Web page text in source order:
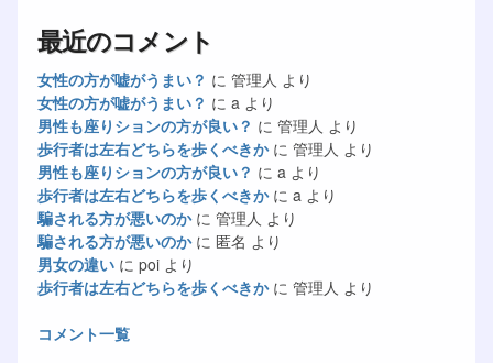
最近のコメント
女性の方が嘘がうまい？ に 管理人 より
女性の方が嘘がうまい？ に aより
男性も座りションの方が良い？ に 管理人 より
歩行者は左右どちらを歩くべきかに 管理人 より
男性も座りションの方が良い？ に aより
歩行者は左右どちらを歩くべきかに aより
騙される方が悪いのかに 管理人 より
騙される方が悪いのかに 匿名 より
男女の違いに poiより
歩行者は左右どちらを歩くべきかに 管理人 より
コメント一覧